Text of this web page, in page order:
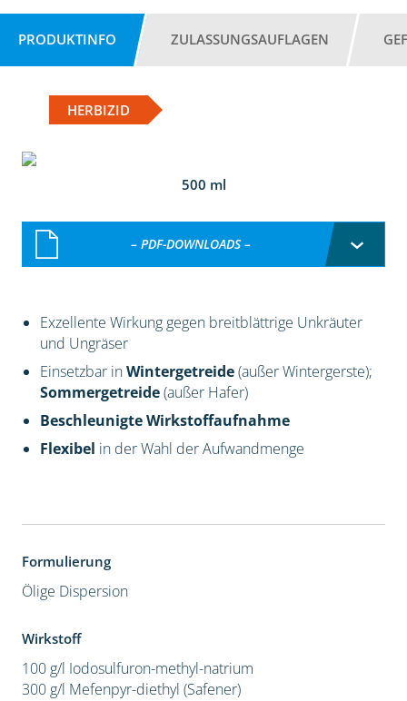
PRODUKTINFO ZULASSUNGSAUFLAGEN
HERBIZID
500 ml
– PDF-DOWNLOADS –
Exzellente Wirkung gegen breitblättrige Unkräuter
und Ungräser
Einsetzbar inWintergetreide(außer Wintergerste);
Sommergetreide(außer Hafer)
Beschleunigte Wirkstoffaufnahme
Flexibel in der Wahl der Aufwandmenge
Formulierung
Ölige Dispersion
Wirkstoff
100 g/l Iodosulfuron-methyl-natrium
300 g/l Mefenpyr-diethyl (Safener)